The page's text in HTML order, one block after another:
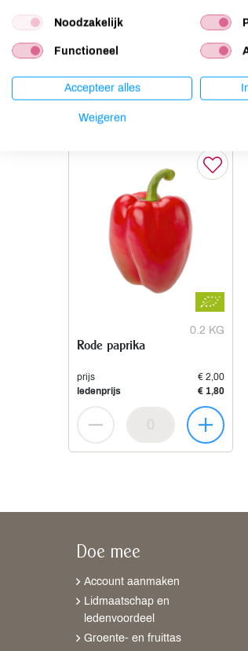
Mosterd
niet
niet
Anderen kochten ook
0.2 KG
Rode paprika
prijs
€ 2,00
ledenprijs
€ 1,80
Doe mee
Account aanmaken
Lidmaatschap en
ledenvoordeel
Groente- en fruittas
Noodzakelijk
Functioneel
Accepteer alles
Weigeren